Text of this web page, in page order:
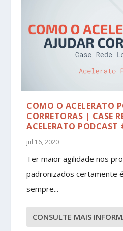
COMO O ACELERATO
CORRETORAS | CASE
ACELERATO PODCAST
jul 16, 2020
Ter maior agilidade nos
padronizados certamente
sempre...
CONSULTE MAIS